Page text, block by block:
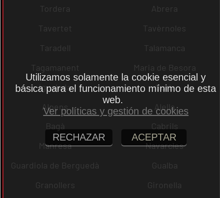
Tordera
Abrera
Tavertet
Tavèrnoles
Taradell
Talamanca
Tagamanent
Maria de Besora
Igualada
Gurb
Alpens
Alella
Bagà
Cabrils
Manresa
Navarcles
Guardiola de Berguedà
Gualba
Granollers
Gironella
Utilizamos solamente la cookie esencial y
básica para el funcionamiento mínimo de esta
web.
Ver políticas y gestión de cookies
RECHAZAR ACEPTAR